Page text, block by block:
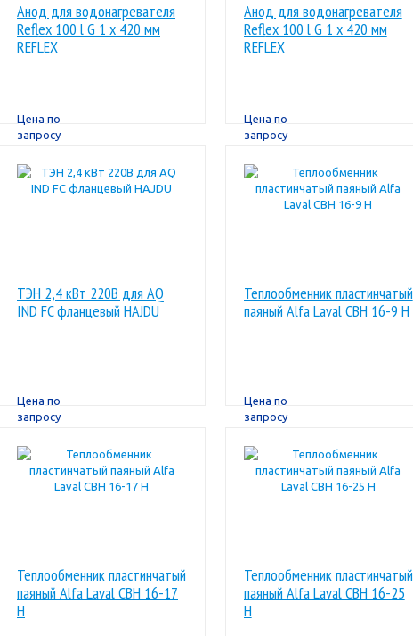
Анод для водонагревателя
Reflex 100 l G 1 x 420 мм
REFLEX
Цена по
запросу
Анод для водонагревателя
Reflex 100 l G 1 x 420 мм
REFLEX
Цена по
запросу
ТЭН 2,4 кВт 220B для AQ
IND FC фланцевый HAJDU
Цена по
запросу
Теплообменник пластинчатый
паяный Alfa Laval CBН 16-9 H
Цена по
запросу
Теплообменник пластинчатый
паяный Alfa Laval CBН 16-17
H
Теплообменник пластинчатый
паяный Alfa Laval CBН 16-25
H